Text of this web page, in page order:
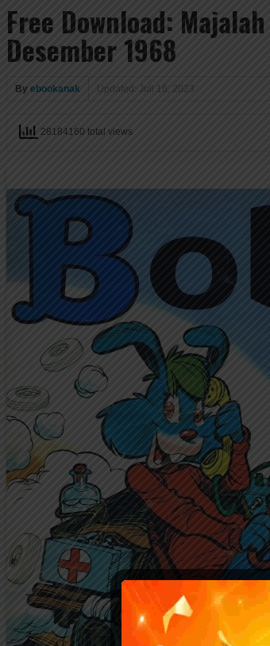
Free Download:
Desember 1968
By ebookanak Updated: Juli 16, 2023
28184160 total views